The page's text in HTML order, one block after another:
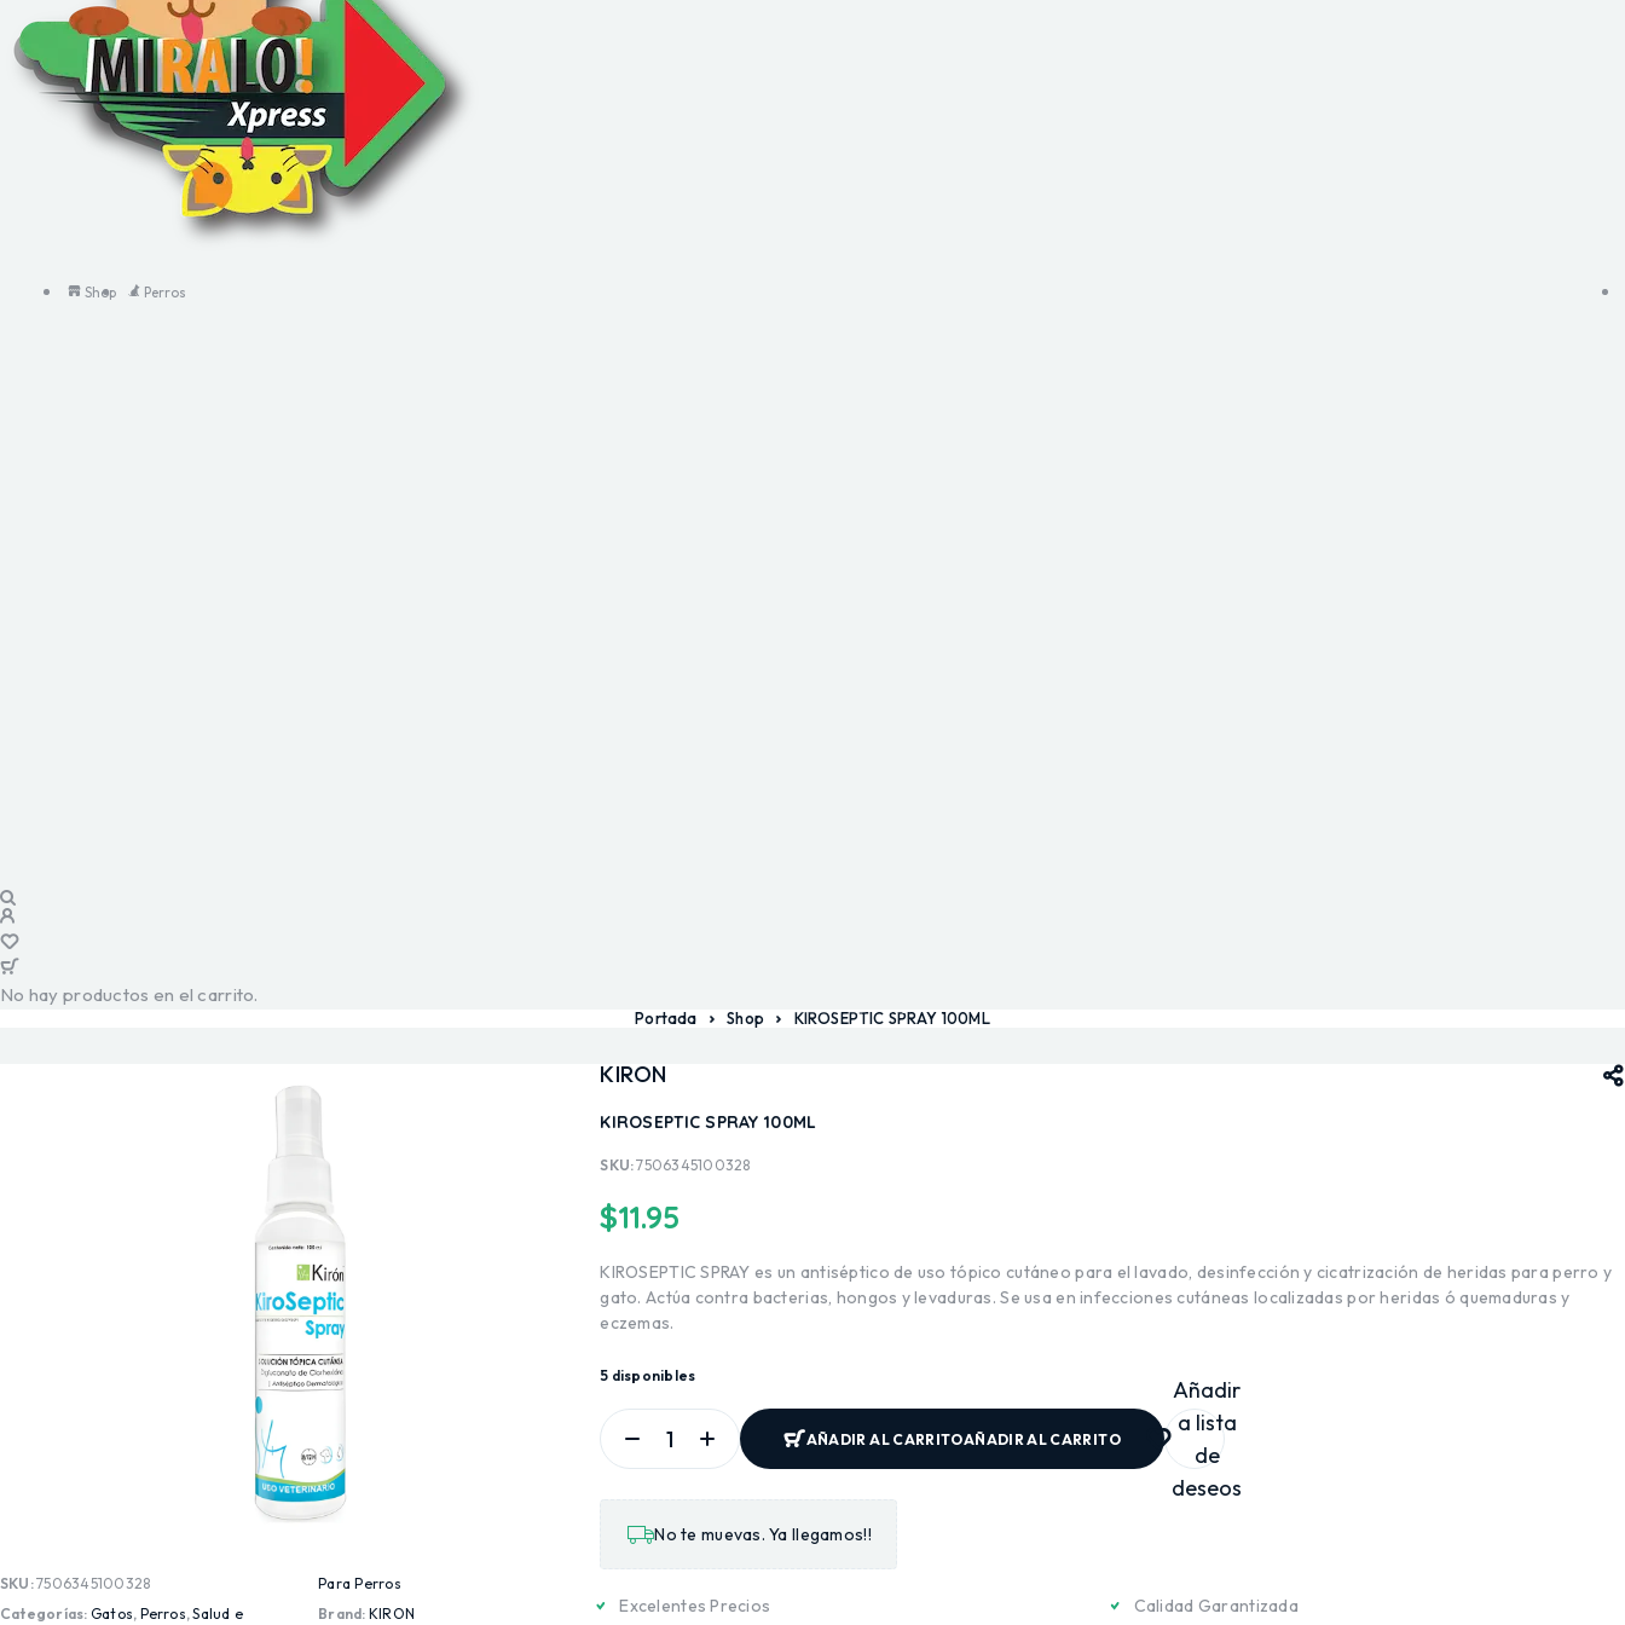
Shop Perros
No hay productos en el carrito.
Portada Shop KIROSEPTIC SPRAY 100ML
SKU:7506345100328
Categorías: Gatos, Perros,Salud e
Para Perros
Brand: KIRON
KIRON
KIROSEPTIC SPRAY 100ML
SKU:7506345100328
$11.95
KIROSEPTIC SPRAY es un antiséptico de uso tópico cutáneo para el lavado, desinfección y cicatrización de heridas para perro y
gato. Actúa contra bacterias, hongos y levaduras. Se usa en infecciones cutáneas localizadas por heridas ó quemaduras y
eczemas.
5 disponibles
AÑADIR AL CARRITOAÑADIR AL CARRITO
Añadir
a lista
de
deseos
No te muevas. Ya llegamos!!
Excelentes Precios
Calidad Garantizada